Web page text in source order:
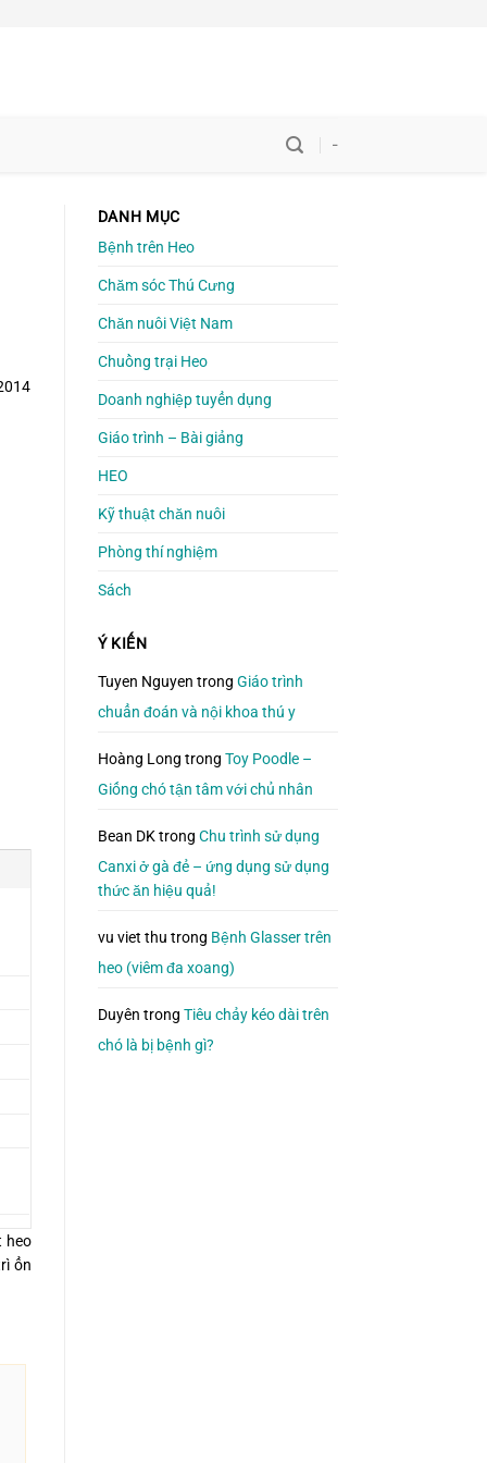
-
heo
ổn
DANH MỤC
Bệnh trên Heo
Chăm sóc Thú Cưng
Chăn nuôi Việt Nam
Chuồng trại Heo
Doanh nghiệp tuyển dụng
Giáo trình – Bài giảng
HEO
Kỹ thuật chăn nuôi
Phòng thí nghiệm
Sách
Ý KIẾN
Tuyen Nguyen trong Giáo trình
chuẩn đoán và nội khoa thú y
Hoàng Long trong Toy Poodle –
Giống chó tận tâm với chủ nhân
Bean DKtrong Chu trình sử dụng
Canxi ở gà đẻ – ứng dụng sử dụng
thức ăn hiệu quả!
vu viet thu trong Bệnh Glasser trên
heo (viêm đa xoang)
Duyên trong Tiêu chảy kéo dài trên
chó là bị bệnh gì?